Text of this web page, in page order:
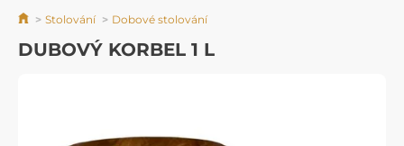
Stolování Dobové stolování
DUBOVÝ KORBEL 1 L